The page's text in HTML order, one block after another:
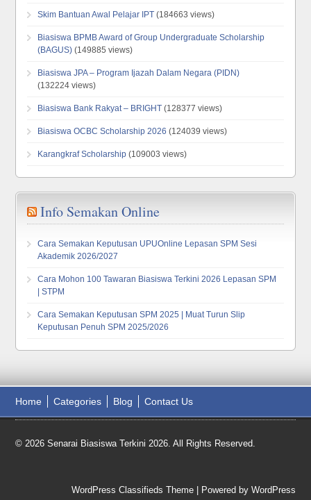
Skim Bantuan Awal Pelajar IPT (184663 views)
Biasiswa BPMB Award of Group Undergraduate Scholarship
(BAGUS) (149885 views)
Biasiswa JPA – Program Ijazah Dalam Negara (PIDN)
(132224 views)
Biasiswa Bank Rakyat – BRIGHT (128377 views)
Biasiswa OCBC Scholarship 2026 (124039 views)
Karangkraf Scholarship (109003 views)
Info Semakan Online
Cara Semakan Keputusan UPUOnline Lepasan SPM Sesi
Akademik 2026/2027
Cara Mohon 100 Tawaran Biasiswa Terkini 2026 Lepasan SPM
| STPM
Cara Semakan Keputusan SPM 2025 | Muat Turun Slip
Keputusan Penuh SPM 2025/2026
Home Categories Blog Contact Us
© 2026 Senarai Biasiswa Terkini 2026. All Rights Reserved.
WordPress Classifieds Theme| Powered by WordPress